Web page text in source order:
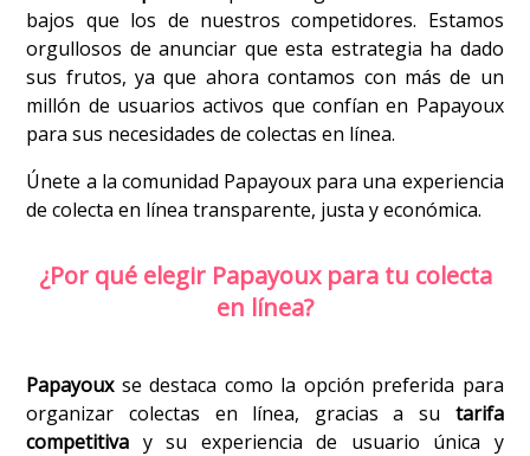
bajos que los de nuestros competidores. Estamos
orgullosos de anunciar que esta estrategia ha dado
sus frutos, ya que ahora contamos con más de un
millón de usuarios activos que confían en Papayoux
para sus necesidades de colectas en línea.
Únete a la comunidad Papayoux para una experiencia
de colecta en línea transparente, justa y económica.
¿Por qué elegir Papayoux para tu colecta
en línea?
Papayouxse destaca como la opción preferida para
organizar colectas en línea, gracias a su tarifa
competitiva y su experiencia de usuario única y